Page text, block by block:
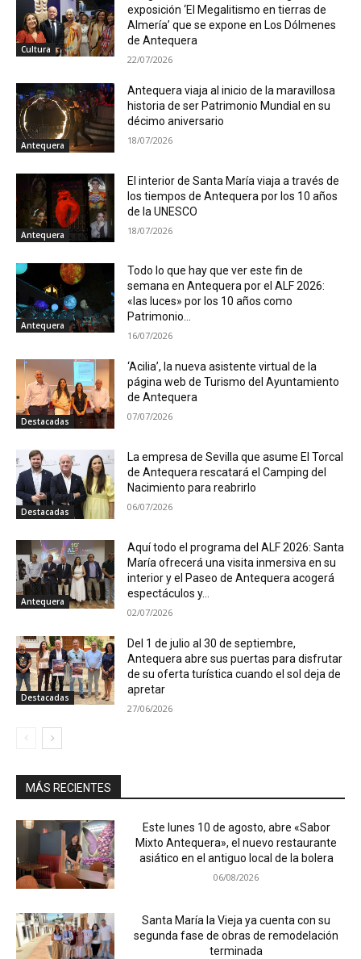
Cultura
exposición ‘El Megalitismo en tierras de
Almería’ que se expone en Los Dólmenes
de Antequera
22/07/2026
Antequera
Antequera viaja al inicio de la maravillosa
historia de ser Patrimonio Mundial en su
décimo aniversario
18/07/2026
Antequera
El interior de Santa María viaja a través de
los tiempos de Antequera por los 10 años
de la UNESCO
18/07/2026
Antequera
Todo lo que hay que ver este fin de
semana en Antequera por el ALF 2026:
«las luces» por los 10 años como
Patrimonio...
16/07/2026
Destacadas
‘Acilia’, la nueva asistente virtual de la
página web de Turismo del Ayuntamiento
de Antequera
07/07/2026
Destacadas
La empresa de Sevilla que asume El Torcal
de Antequera rescatará el Camping del
Nacimiento para reabrirlo
06/07/2026
Antequera
Aquí todo el programa del ALF 2026: Santa
María ofrecerá una visita inmersiva en su
interior y el Paseo de Antequera acogerá
espectáculos y...
02/07/2026
Destacadas
Del 1 de julio al 30 de septiembre,
Antequera abre sus puertas para disfrutar
de su oferta turística cuando el sol deja de
apretar
27/06/2026
MÁS RECIENTES
Este lunes 10 de agosto, abre «Sabor
Mixto Antequera», el nuevo restaurante
asiático en el antiguo local de la bolera
06/08/2026
Santa María la Vieja ya cuenta con su
segunda fase de obras de remodelación
terminada